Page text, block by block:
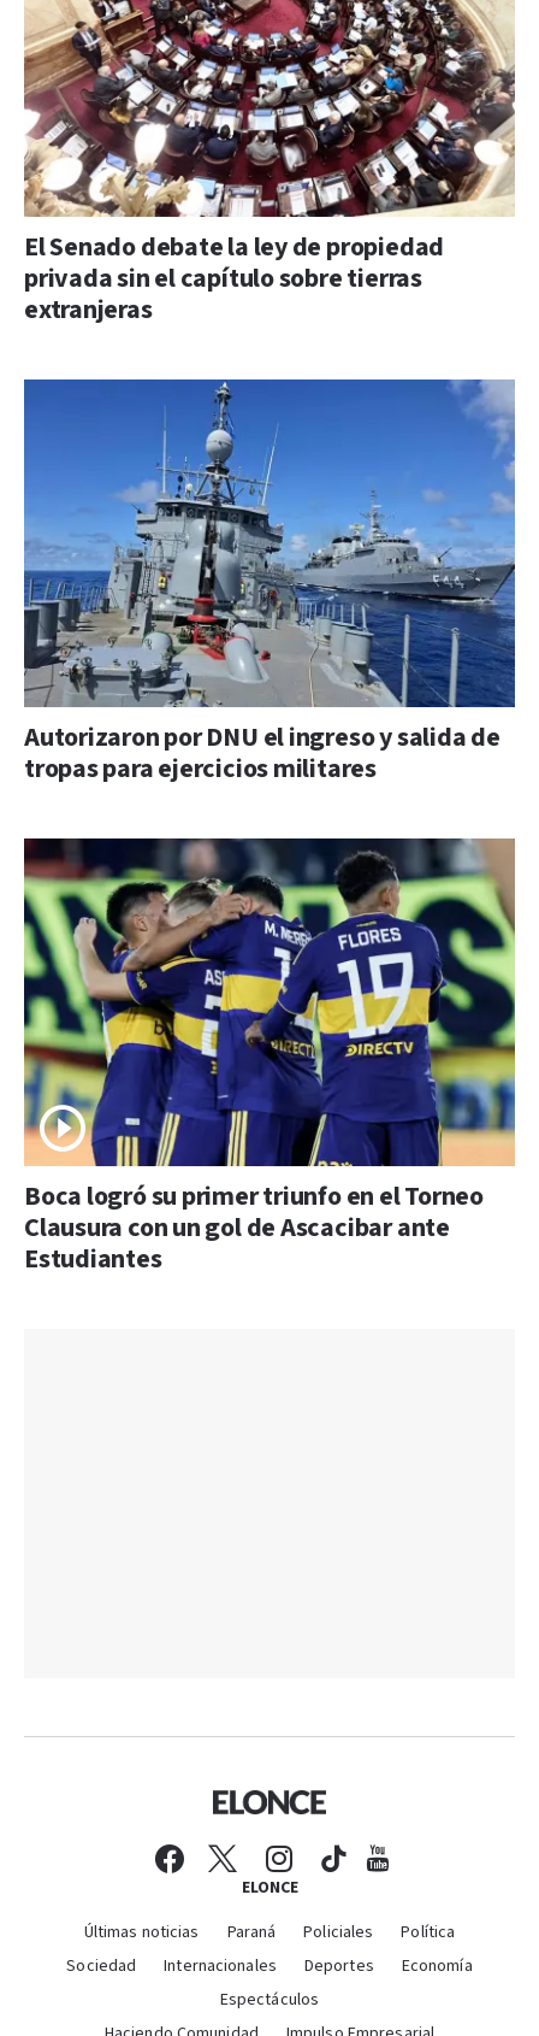
El Senado debate la ley de propiedad
privada sin el capítulo sobre tierras
extranjeras
Autorizaron por DNU el ingreso y salida de
tropas para ejercicios militares
Boca logró su primer triunfo en el Torneo
Clausura con un gol de Ascacibar ante
Estudiantes
ELONCE
Últimas noticias Paraná Policiales
Política
Sociedad
Internacionales Deportes
Economía
Espectáculos